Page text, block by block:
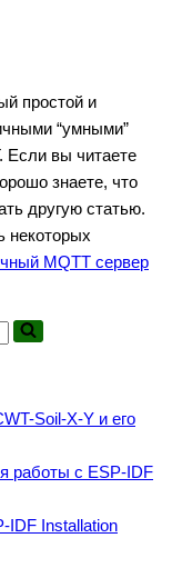
простой и
“умными”
Если вы читаете
знаете, что
другую статью.
некоторых
MQTT сервер
Soil-X-Y и его
работы с ESP-IDF
IDF Installation